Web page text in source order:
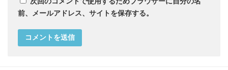
前、メールアドレス、サイトを保存する。